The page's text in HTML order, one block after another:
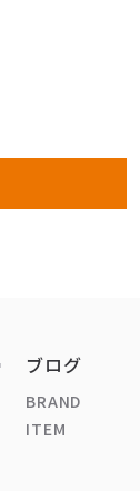
ブログ
BRAND
ITEM